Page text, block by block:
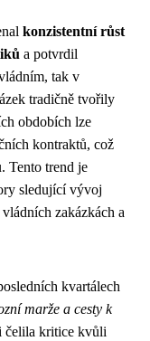
konzistentní růst
a potvrdil
tak v
tradičně tvořily
obdobích lze
kontraktů, což
Tento trend je
sledující vývoj
zakázkách a
kvartálech
marže a cesty k
čelila kritice kvůli